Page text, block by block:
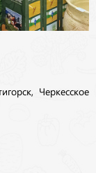
Черкесское